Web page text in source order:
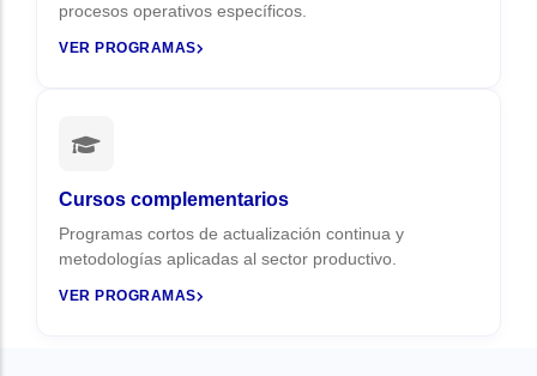
procesos operativos específicos.
VER PROGRAMAS
Cursos complementarios
Programas cortos de actualización continua y
metodologías aplicadas al sector productivo.
VER PROGRAMAS